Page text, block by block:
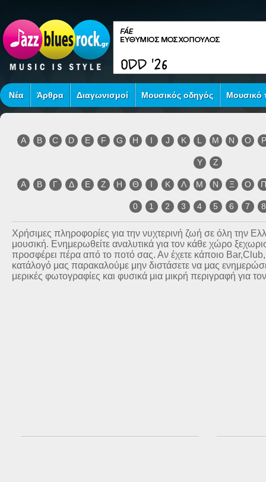
Νέα Άρθρα Διαγωνισμοί Μουσικός οδηγός Μουσικό
A B C D E F G H I J K L M N O P
Y Z
Α Β Γ Δ Ε Ζ Η Θ Ι Κ Λ Μ Ν Ξ Ο
0 1 2 3 4 5 6 7 8
Χρήσιμες πληροφορίες για την νυχτερινή ζωή σε όλη την
μουσική. Ενημερωθείτε αναλυτικά για τον κάθε χώρο
προσφέρει πέρα από το ποτό σας. Αν έχετε κάποιο
κατάλογό μας παρακαλούμε μην διστάσετε να μας
μερικές φωτογραφίες και φυσικά μια μικρή περιγραφή για